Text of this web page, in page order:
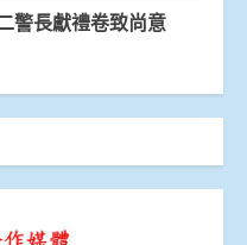
警長獻禮卷致尚意